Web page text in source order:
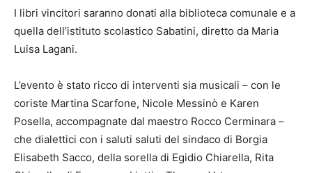
I libri vincitori saranno donati alla biblioteca comunale e a
quella dell’istituto scolastico Sabatini, diretto da Maria
Luisa Lagani.
L’evento è stato ricco di interventi sia musicali – con le
coriste Martina Scarfone, Nicole Messinò e Karen
Posella, accompagnate dal maestro Rocco Cerminara –
che dialettici con i saluti saluti del sindaco di Borgia
Elisabeth Sacco, della sorella di Egidio Chiarella, Rita